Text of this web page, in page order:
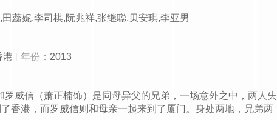
蕊妮,李司棋,阮兆祥,张继聪,贝安琪,李亚男
港 年份： 2013
罗威信（萧正楠饰）是同母异父的兄弟，一场意外之中，两人失
香港，而罗威信则和母亲一起来到了厦门。身处两地，兄弟两